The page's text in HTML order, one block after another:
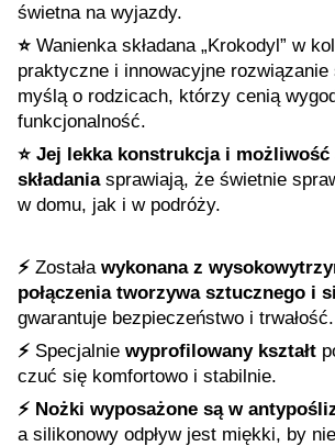
świetna na wyjazdy.
⭐️ Wanienka składana „Krokodyl” w
praktyczne i innowacyjne rozwiązanie
myślą o rodzicach, którzy cenią
funkcjonalność.
⭐️ Jej lekka konstrukcja i
składaniasprawiają, że świetnie
w domu, jak i w podróży.
⚡️ Została wykonana z
połączenia tworzywa sztucznego i
gwarantuje bezpieczeństwo i trwałość.
⚡️ Specjalnie wyprofilowany kształt
czuć się komfortowo i stabilnie.
⚡️ Nożki wyposażone są w
a silikonowy odpływ jest miękki, by